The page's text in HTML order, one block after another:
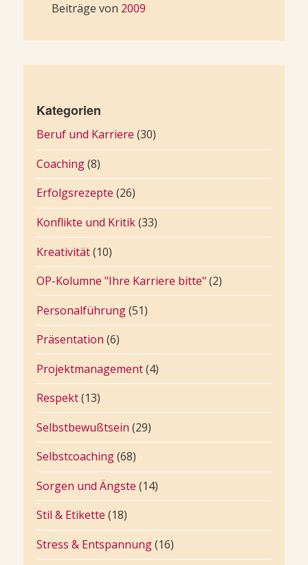
Beiträge von 2009
Kategorien
Beruf und Karriere (30)
Coaching(8)
Erfolgsrezepte (26)
Konflikte und Kritik(33)
Kreativität(10)
OP-Kolumne "Ihre Karriere bitte" (2)
Personalführung(51)
Präsentation (6)
Projektmanagement(4)
Respekt(13)
Selbstbewußtsein (29)
Selbstcoaching(68)
Sorgen und Ängste (14)
Stil & Etikette (18)
Stress & Entspannung(16)